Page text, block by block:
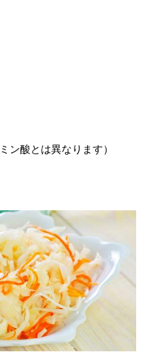
ン酸とは異なります）